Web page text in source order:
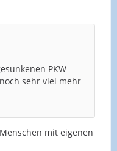
PKW
sehr viel mehr
mit eigenen